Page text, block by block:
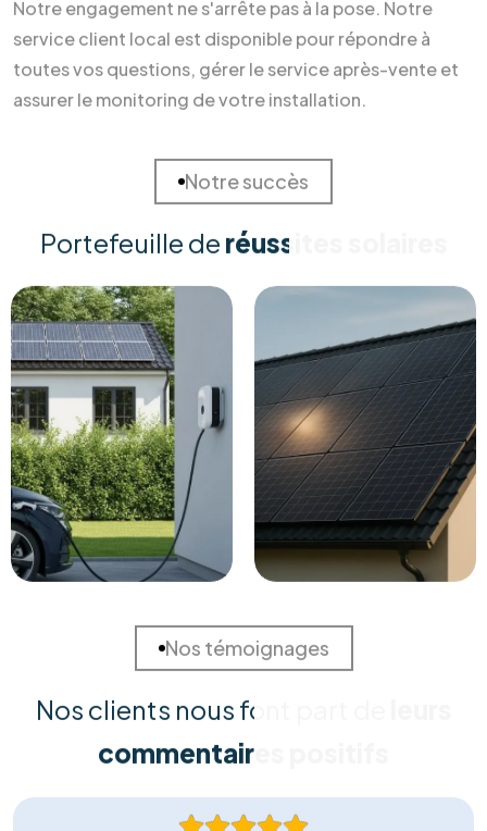
Pourquoi nous choisir ?
Des soins durables pour votremaison
Investir dans l'énergie durable ne devrait pas être un casse-
tête. Chez RM Solutions Group, nous simplifions votre
transition énergétique en alliant expertise technique et
accompagnement humain. Découvrez pourquoi nos clients
nous font confiance pour sécuriser leur avenir énergétique.
Solutions Sur Mesure
Chaque habitation est unique. Nous réalisons une
votre toiture pour concevoir la solution la plus rentable
et adaptée à vos besoins spécifiques.
Nos équipes techniques qualifiées assurent une pose